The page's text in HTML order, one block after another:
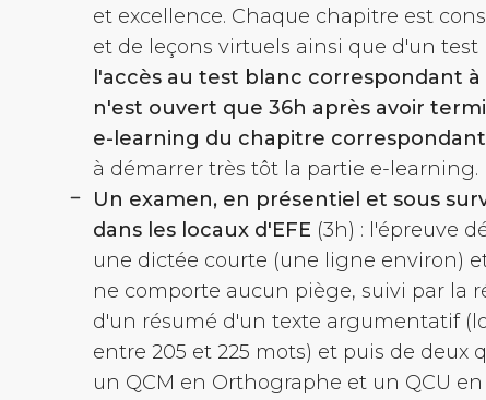
et excellence. Chaque chapitre est
et de leçons virtuels ainsi que d'un
l'accès au test blanc correspondant
n'est ouvert que 36h après avoir
e-learning du chapitre correspondant
à démarrer très tôt la partie e-learning.
Un examen, en présentiel et sous
dans les locaux d'EFE (3h) : l'épreuve
une dictée courte (une ligne environ)
ne comporte aucun piège, suivi par la
d'un résumé d'un texte argumentatif
entre 205 et 225 mots) et puis de deux
un QCM en Orthographe et un QCU